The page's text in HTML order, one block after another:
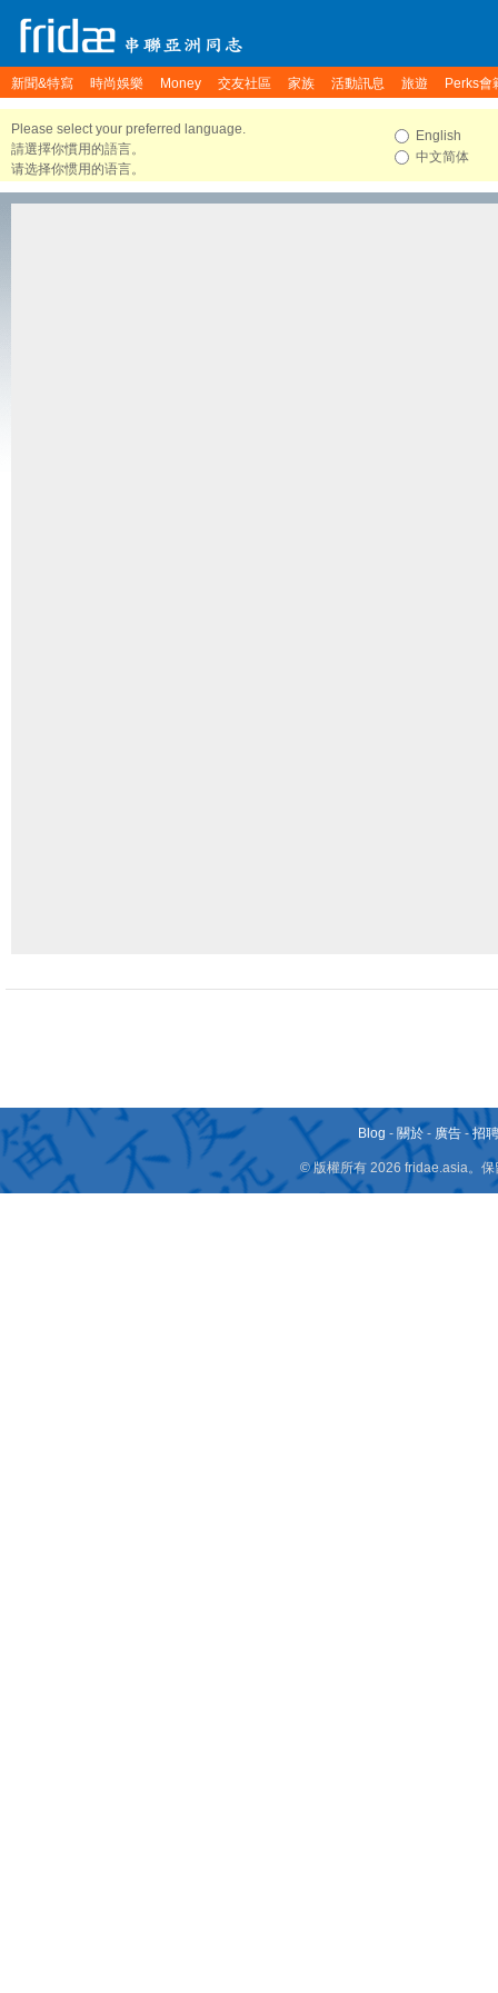
新聞&特寫 時尚娛樂 Money 交友社區 家族 活動訊息 旅遊 Perks會
Please select your preferred language.
請選擇你慣用的語言。
请选择你惯用的语言。
English
中文简体
Blog - 關於 - 廣告 -招
© 版權所有 2026 fridae.asia。